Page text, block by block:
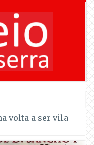
red
volta a ser vila